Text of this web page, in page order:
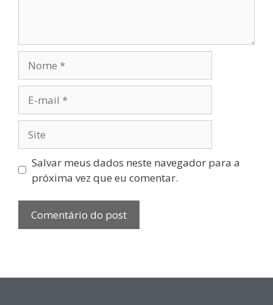
Salvar meus dados neste navegador para a
próxima vez que eu comentar.